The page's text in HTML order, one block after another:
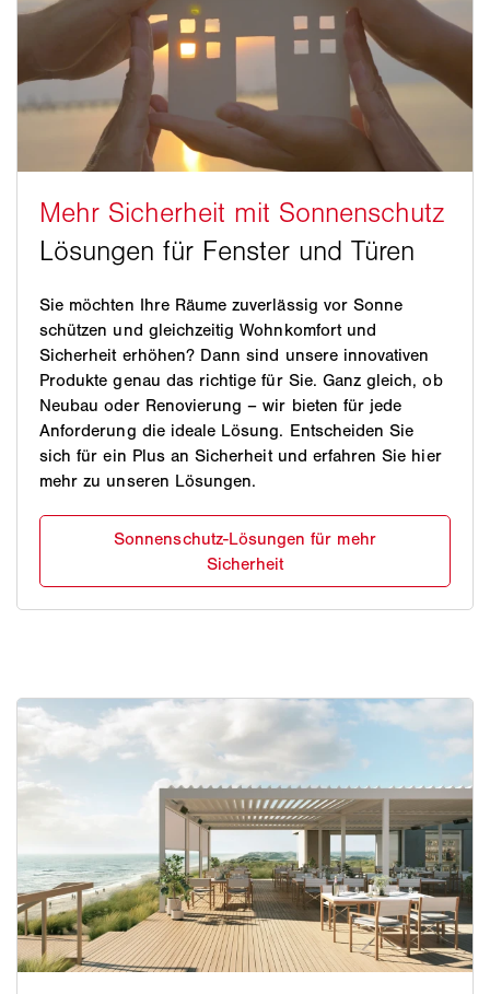
Sie möchten Ihre Räume zuverlässig vor Sonne
schützen und gleichzeitig Wohnkomfort und
Sicherheit erhöhen? Dann sind unsere innovativen
Produkte genau das richtige für Sie. Ganz gleich, ob
Neubau oder Renovierung – wir bieten für jede
Anforderung die ideale Lösung. Entscheiden Sie
sich für ein Plus an Sicherheit und erfahren Sie hier
mehr zu unseren Lösungen.